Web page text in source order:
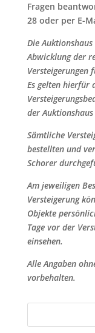
Fragen
28 oder per E-
Die
Abwicklung der
Versteigerungen
Es gelten hierfür
der Auktionshaus
Sämtliche
bestellten und
Schorer
Am jeweiligen
Versteigerung
Objekte
Tage vor der
einsehen.
Alle Angaben
vorbehalten.